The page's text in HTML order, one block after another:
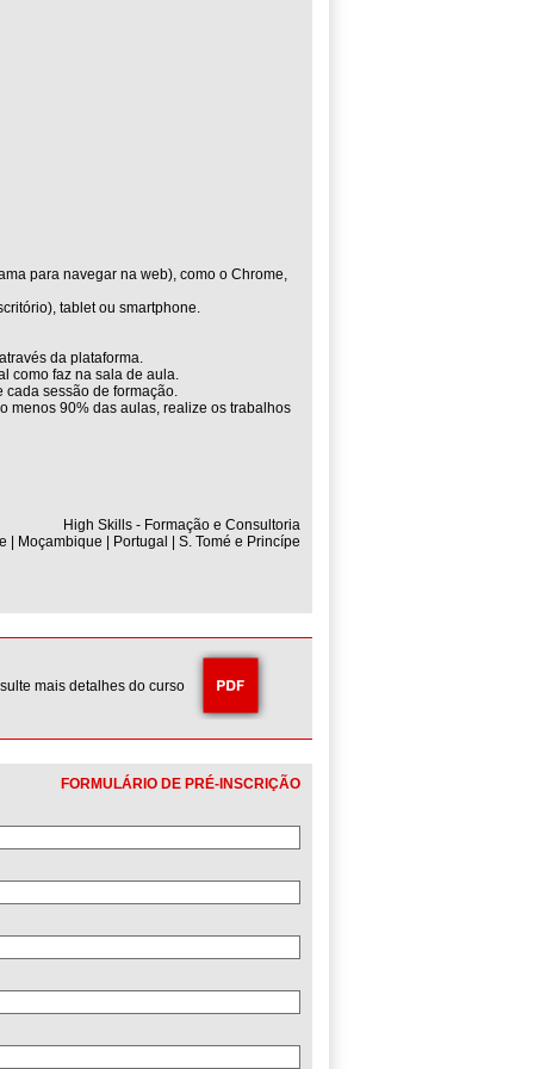
para navegar na web), como o Chrome,
tablet ou smartphone.
da plataforma.
como faz na sala de aula.
sessão de formação.
menos 90% das aulas, realize os trabalhos
High Skills - Formação e Consultoria
| Moçambique | Portugal | S. Tomé e Princípe
mais detalhes do curso
FORMULÁRIO DE PRÉ-INSCRIÇÃO